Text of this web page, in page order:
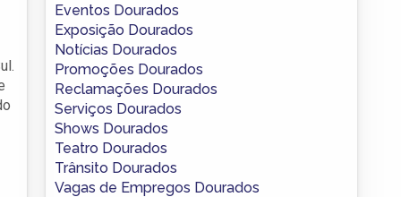
Eventos Dourados
Exposição Dourados
Notícias Dourados
Promoções Dourados
Reclamações Dourados
Serviços Dourados
Shows Dourados
Teatro Dourados
Trânsito Dourados
Vagas de Empregos Dourados